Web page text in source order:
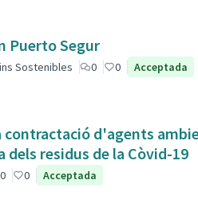
Puerto Segur
Sostenibles 0 0 Acceptada
contractació d'agents
contaminació derivada dels residus de la Còvid-19
0 0 Acceptada